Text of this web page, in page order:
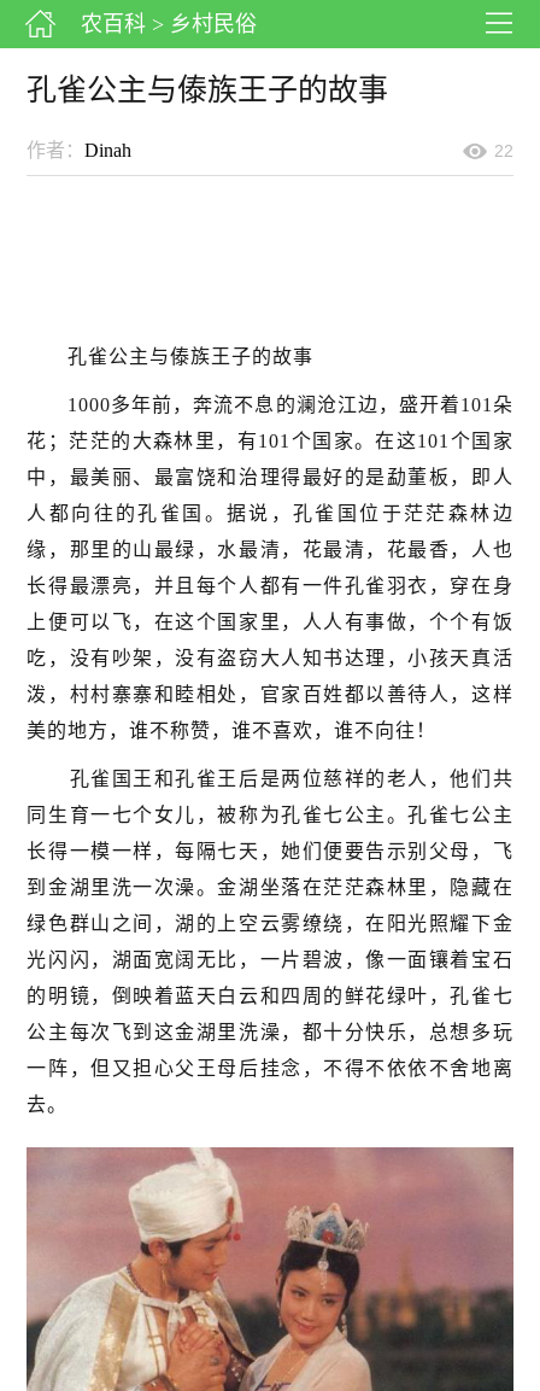
农百科 > 乡村民俗
孔雀公主与傣族王子的故事
作者：Dinah 22
孔雀公主与傣族王子的故事
1000多年前，奔流不息的澜沧江边，盛开着101朵
花；茫茫的大森林里，有101个国家。在这101个国家
中，最美丽、最富饶和治理得最好的是勐董板，即人
人都向往的孔雀国。据说，孔雀国位于茫茫森林边
缘，那里的山最绿，水最清，花最清，花最香，人也
长得最漂亮，并且每个人都有一件孔雀羽衣，穿在身
上便可以飞，在这个国家里，人人有事做，个个有饭
吃，没有吵架，没有盗窃大人知书达理，小孩天真活
泼，村村寨寨和睦相处，官家百姓都以善待人，这样
美的地方，谁不称赞，谁不喜欢，谁不向往！
孔雀国王和孔雀王后是两位慈祥的老人，他们共
同生育一七个女儿，被称为孔雀七公主。孔雀七公主
长得一模一样，每隔七天，她们便要告示别父母，飞
到金湖里洗一次澡。金湖坐落在茫茫森林里，隐藏在
绿色群山之间，湖的上空云雾缭绕，在阳光照耀下金
光闪闪，湖面宽阔无比，一片碧波，像一面镶着宝石
的明镜，倒映着蓝天白云和四周的鲜花绿叶，孔雀七
公主每次飞到这金湖里洗澡，都十分快乐，总想多玩
一阵，但又担心父王母后挂念，不得不依依不舍地离
去。